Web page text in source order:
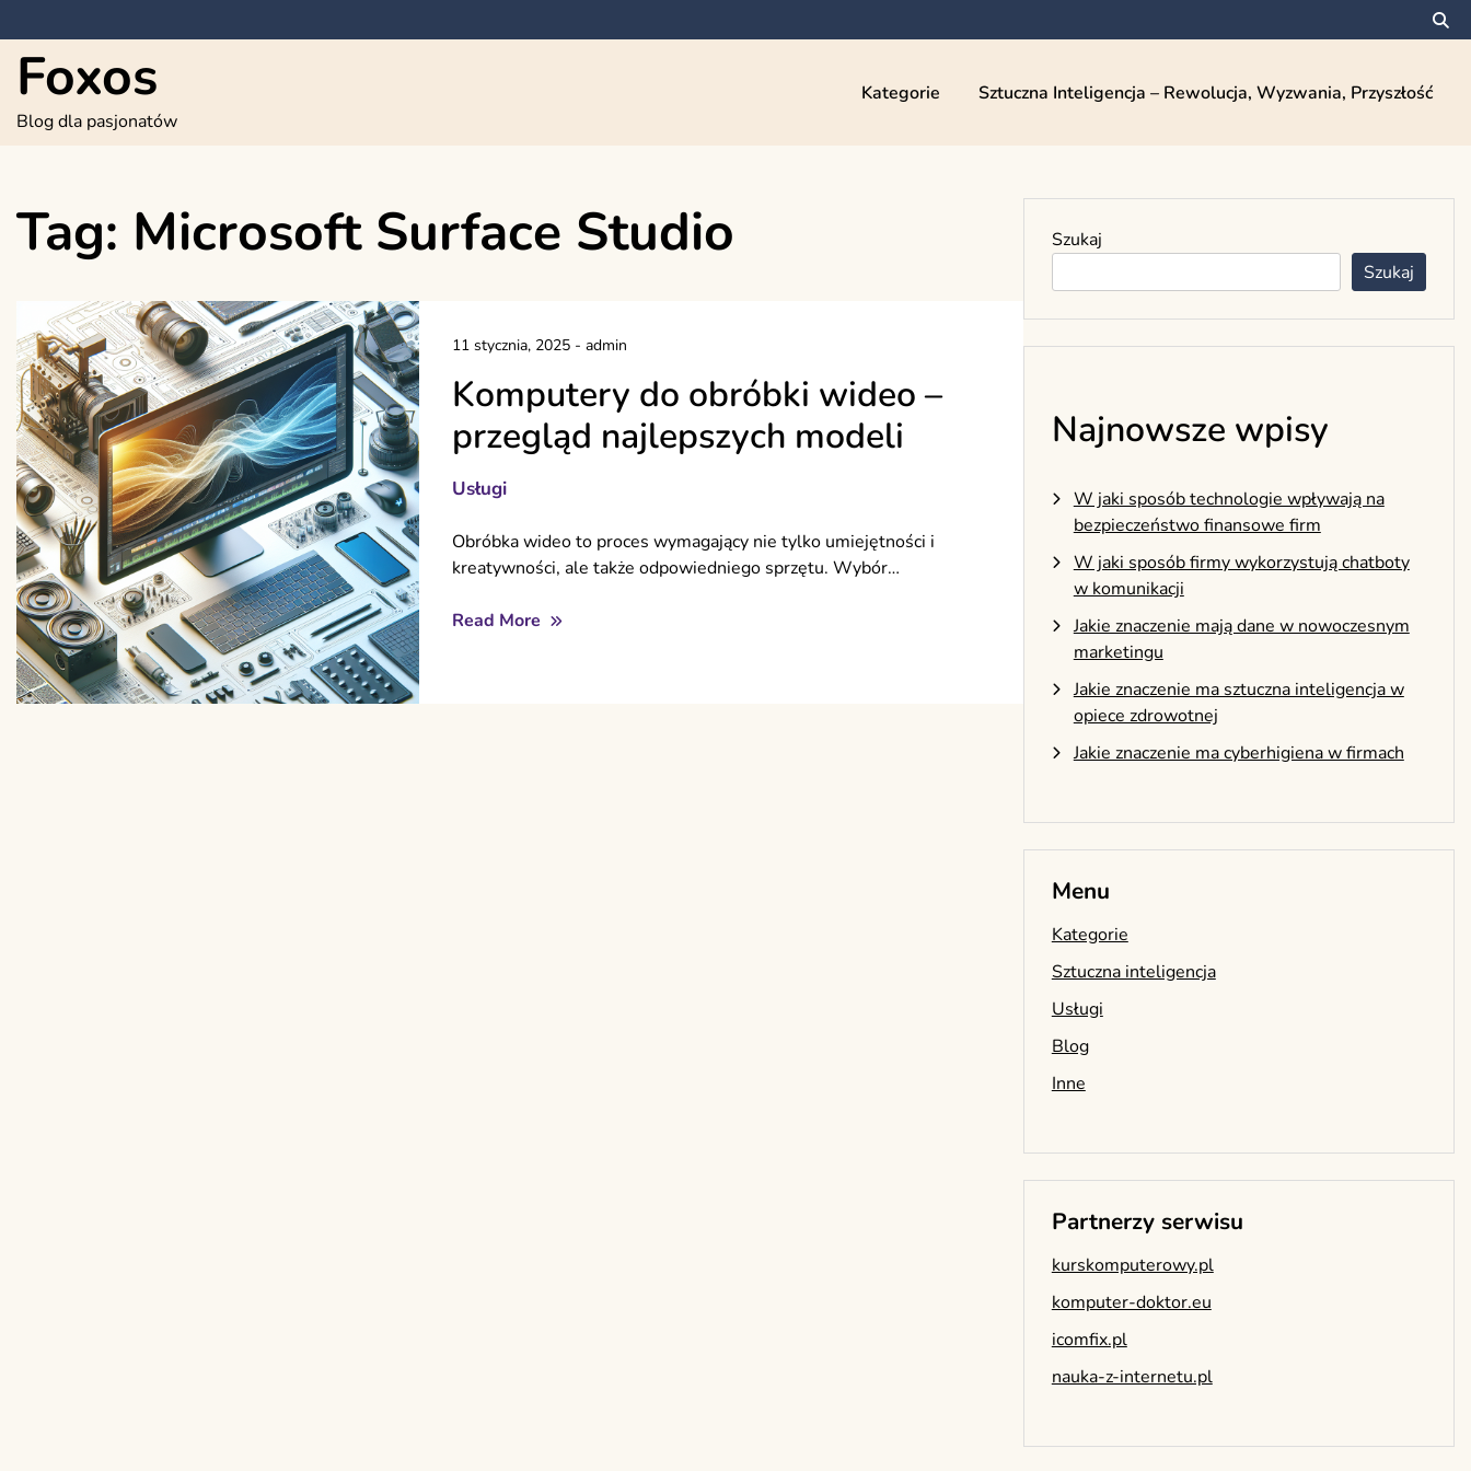
to
content
Foxos
Blog dla pasjonatów
Kategorie Sztuczna Inteligencja – Rewolucja, Wyzwania, Przyszłość
Tag: Microsoft Surface Studio
11 stycznia, 2025- admin
Komputery do obróbki wideo –
przegląd najlepszych modeli
Usługi
Obróbka wideo to proces wymagający nie tylko umiejętności i
kreatywności, ale także odpowiedniego sprzętu. Wybór…
Read More
Szukaj
Szukaj
Najnowsze wpisy
W jaki sposób technologie wpływają na
bezpieczeństwo finansowe firm
W jaki sposób firmy wykorzystują chatboty
w komunikacji
Jakie znaczenie mają dane w nowoczesnym
marketingu
Jakie znaczenie ma sztuczna inteligencja w
opiece zdrowotnej
Jakie znaczenie ma cyberhigiena w firmach
Menu
Kategorie
Sztuczna inteligencja
Usługi
Blog
Inne
Partnerzy serwisu
kurskomputerowy.pl
komputer-doktor.eu
icomfix.pl
nauka-z-internetu.pl